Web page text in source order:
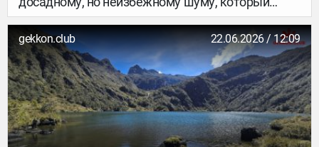
можно заглушить коротким отпуском. Но
древняя индийская медицина смотрит на
проблему гораздо глубже. В аюрведе стресс
известен как САХАСА (SAHASA) – состояние,
которое подрывает иммунитет, истощает
нервную систему (управляемую Вата-дошей) и
делает тело уязвимым для любых болезней.
Аюрведическая наука утверждает: наши
gekkon.club 22.06.2026 / 12:09